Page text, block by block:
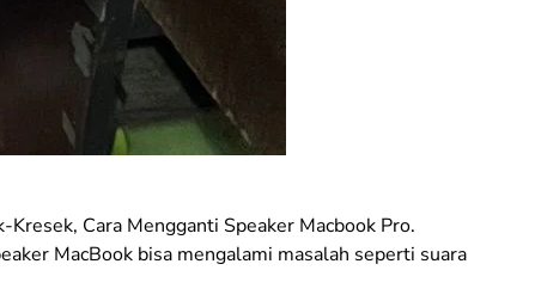
Cara Mengganti Speaker Macbook Pro.
MacBook bisa mengalami masalah seperti suara